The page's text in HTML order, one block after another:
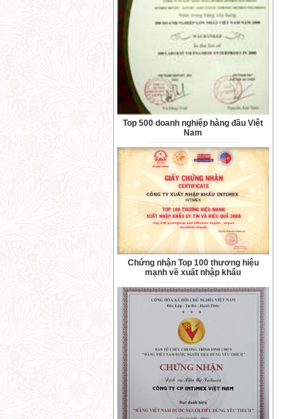
Top 500 doanh nghiệp hàng đầu Việt
Nam
Chứng nhận Top 100 thương hiệu
mạnh về xuất nhập khẩu